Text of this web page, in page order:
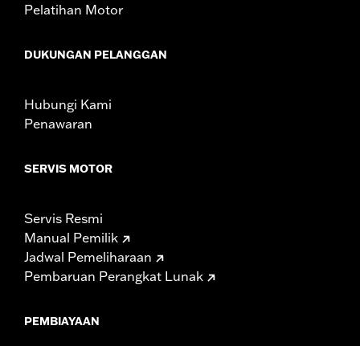
Pelatihan Motor
DUKUNGAN PELANGGAN
Hubungi Kami
Penawaran
SERVIS MOTOR
Servis Resmi
Manual Pemilik
Jadwal Pemeliharaan
Pembaruan Perangkat Lunak
PEMBIAYAAN